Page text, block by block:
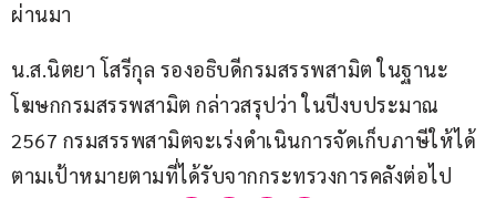
ผ่านมา
น.ส.นิตยา โสรีกุล รองอธิบดีกรมสรรพสามิต ในฐานะ
โฆษกกรมสรรพสามิต กล่าวสรุปว่า ในปีงบประมาณ
2567 กรมสรรพสามิตจะเร่งดำเนินการจัดเก็บภาษีให้ได้
ตามเป้าหมายตามที่ได้รับจากกระทรวงการคลังต่อไป